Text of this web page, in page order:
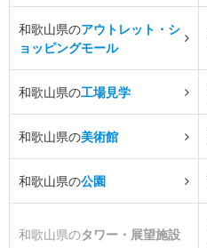
和歌山県のアウトレット・シ
ョッピングモール
和歌山県の工場見学
和歌山県の美術館
和歌山県の公園
和歌山県のタワー・展望施設